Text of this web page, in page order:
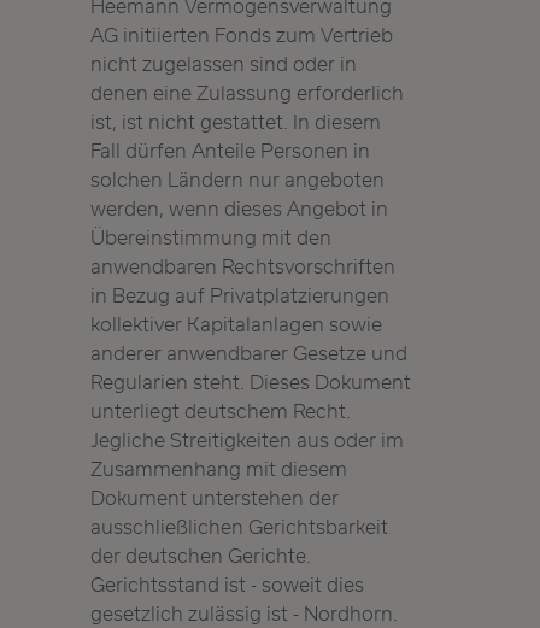
AG initiierten Fonds zum Vertrieb
nicht zugelassen sind oder in
denen eine Zulassung erforderlich
ist, ist nicht gestattet. In diesem
Fall dürfen Anteile Personen in
solchen Ländern nur angeboten
werden, wenn dieses Angebot in
Übereinstimmung mit den
anwendbaren Rechtsvorschriften
in Bezug auf Privatplatzierungen
kollektiver Kapitalanlagen sowie
anderer anwendbarer Gesetze und
Regularien steht. Dieses Dokument
unterliegt deutschem Recht.
Jegliche Streitigkeiten aus oder im
Zusammenhang mit diesem
Dokument unterstehen der
ausschließlichen Gerichtsbarkeit
der deutschen Gerichte.
Gerichtsstand ist - soweit dies
gesetzlich zulässig ist - Nordhorn.